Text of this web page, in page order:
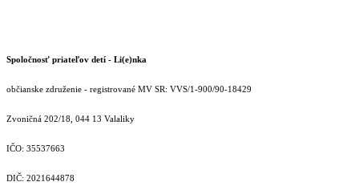
Spoločnosť priateľov detí - Li(e)nka
občianske združenie - registrované MV SR: VVS/1-900/90-18429
Zvoničná 202/18, 044 13 Valaliky
IČO: 35537663
DIČ: 2021644878